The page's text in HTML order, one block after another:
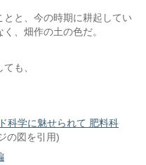
と、今の時期に耕起してい
、畑作の土の色だ。
も、
科学に魅せられて 肥料科
の図を引用)